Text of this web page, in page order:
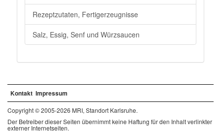
Rezeptzutaten, Fertigerzeugnisse
Salz, Essig, Senf und Würzsaucen
Kontakt Impressum
Copyright © 2005-2026 MRI, Standort Karlsruhe.
Der Betreiber dieser Seiten übernimmt keine Haftung für den Inhalt verlinkter
externer Internetseiten.